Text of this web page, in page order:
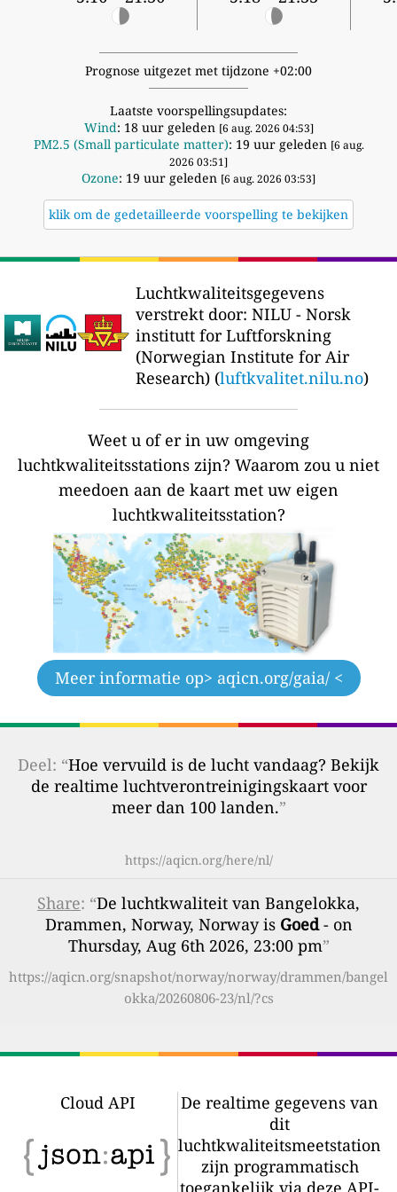
Prognose uitgezet met tijdzone +02:00
Laatste voorspellingsupdates:
Wind: 18 uur geleden [6 aug. 2026 04:53]
PM2.5 (Small particulate matter): 19 uur geleden [6 aug.
2026 03:51]
Ozone: 19 uur geleden [6 aug. 2026 03:53]
klik om de gedetailleerde voorspelling te bekijken
Luchtkwaliteitsgegevens
verstrekt door: NILU - Norsk
institutt for Luftforskning
(Norwegian Institute for Air
Research) (luftkvalitet.nilu.no)
Weet u of er in uw omgeving
luchtkwaliteitsstations zijn? Waarom zou u niet
meedoen aan de kaart met uw eigen
luchtkwaliteitsstation?
Meer informatie op> aqicn.org/gaia/ <
Deel: “Hoe vervuild is de lucht vandaag? Bekijk
de realtime luchtverontreinigingskaart voor
meer dan 100 landen.”
https://aqicn.org/here/nl/
Share: “De luchtkwaliteit van Bangelokka,
Drammen, Norway, Norway is Goed- on
Thursday, Aug 6th 2026, 23:00 pm”
https://aqicn.org/snapshot/norway/norway/drammen/bangel
okka/20260806-23/nl/?cs
Cloud API
De realtime gegevens van
dit
luchtkwaliteitsmeetstation
zijn programmatisch